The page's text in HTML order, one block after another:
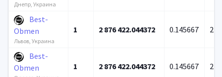
Днепр, Украина
Best-
Obmen
Львов, Украина
1 2 876 422.044372 0.145667 27
Best-
Obmen
1 2 876 422.044372 0.145667 27